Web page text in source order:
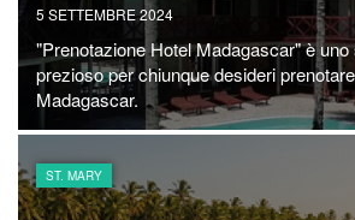
5 SETTEMBRE 2024
"Prenotazione Hotel Madagascar" è
prezioso per chiunque desideri
Madagascar.
ST. MARY